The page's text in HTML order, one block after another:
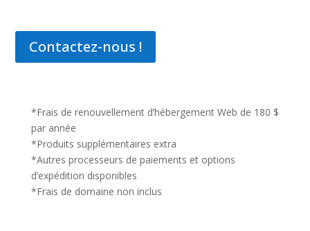
Contactez-nous !
*Frais de renouvellement d’hébergement Web de 180 $
par année
*Produits supplémentaires extra
*Autres processeurs de paiements et options
d’expédition disponibles
*Frais de domaine non inclus